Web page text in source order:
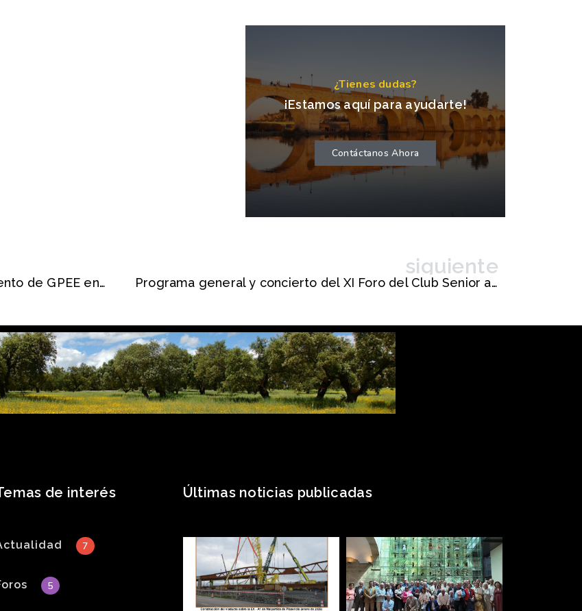
¿Tienes dudas?
¡Estamos aquí para ayudarte!
Contáctanos Ahora
Presentado el tercer Informe de Seguimiento de GPEE en la Feria del Libro de Badajoz
siguiente
Programa general y concierto del XI Foro del Club Senior a celebrar en Yuste
de interés
7
5
Últimas noticias publicadas